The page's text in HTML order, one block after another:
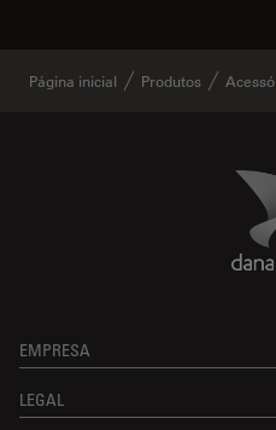
Página inicial Produtos
EMPRESA
LEGAL